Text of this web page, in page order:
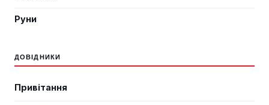
Руни
ДОВІДНИКИ
Привітання